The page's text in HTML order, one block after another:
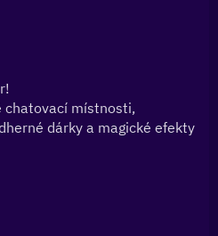
chatovací místnosti,
dárky a magické efekty